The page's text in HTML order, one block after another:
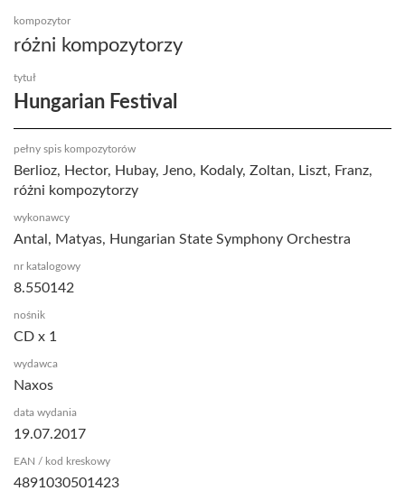
kompozytor
różni kompozytorzy
tytuł
Hungarian Festival
pełny spis kompozytorów
Berlioz, Hector, Hubay, Jeno, Kodaly, Zoltan, Liszt, Franz,
różni kompozytorzy
wykonawcy
Antal, Matyas, Hungarian State Symphony Orchestra
nr katalogowy
8.550142
nośnik
CD x 1
wydawca
Naxos
data wydania
19.07.2017
EAN / kod kreskowy
4891030501423